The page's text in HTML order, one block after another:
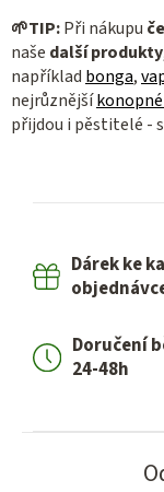
🌱TIP:Při nákupu
naše další produkty
například bonga,
nejrůznější
přijdou i pěstitelé -
Dárek ke
Doručení
24-48h